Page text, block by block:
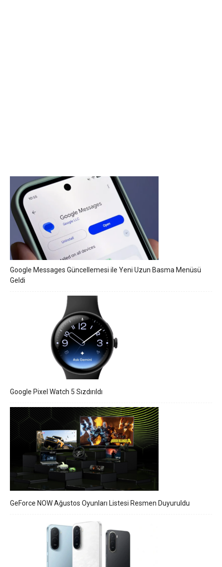
Google Messages Güncellemesi ile Yeni Uzun Basma Menüsü
Geldi
Google Pixel Watch 5 Sızdırıldı
GeForce NOW Ağustos Oyunları Listesi Resmen Duyuruldu